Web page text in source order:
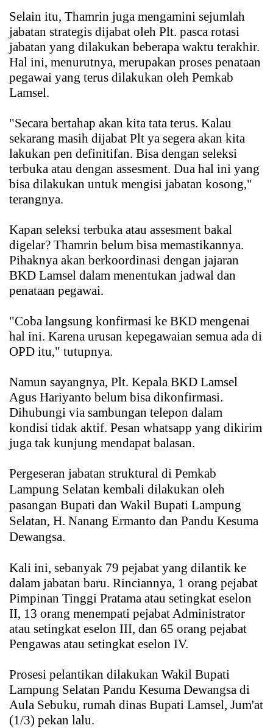
Selain itu, Thamrin juga mengamini sejumlah
jabatan strategis dijabat oleh Plt. pasca rotasi
jabatan yang dilakukan beberapa waktu terakhir.
Hal ini, menurutnya, merupakan proses penataan
pegawai yang terus dilakukan oleh Pemkab
Lamsel.
"Secara bertahap akan kita tata terus. Kalau
sekarang masih dijabat Plt ya segera akan kita
lakukan pen definitifan. Bisa dengan seleksi
terbuka atau dengan assesment. Dua hal ini yang
bisa dilakukan untuk mengisi jabatan kosong,"
terangnya.
Kapan seleksi terbuka atau assesment bakal
digelar? Thamrin belum bisa memastikannya.
Pihaknya akan berkoordinasi dengan jajaran
BKD Lamsel dalam menentukan jadwal dan
penataan pegawai.
"Coba langsung konfirmasi ke BKD mengenai
hal ini. Karena urusan kepegawaian semua ada di
OPD itu," tutupnya.
Namun sayangnya, Plt. Kepala BKD Lamsel
Agus Hariyanto belum bisa dikonfirmasi.
Dihubungi via sambungan telepon dalam
kondisi tidak aktif. Pesan whatsapp yang dikirim
juga tak kunjung mendapat balasan.
Pergeseran jabatan struktural di Pemkab
Lampung Selatan kembali dilakukan oleh
pasangan Bupati dan Wakil Bupati Lampung
Selatan, H. Nanang Ermanto dan Pandu Kesuma
Dewangsa.
Kali ini, sebanyak 79 pejabat yang dilantik ke
dalam jabatan baru. Rinciannya, 1 orang pejabat
Pimpinan Tinggi Pratama atau setingkat eselon
II, 13 orang menempati pejabat Administrator
atau setingkat eselon III, dan 65 orang pejabat
Pengawas atau setingkat eselon IV.
Prosesi pelantikan dilakukan Wakil Bupati
Lampung Selatan Pandu Kesuma Dewangsa di
Aula Sebuku, rumah dinas Bupati Lamsel, Jum'at
(1/3) pekan lalu.